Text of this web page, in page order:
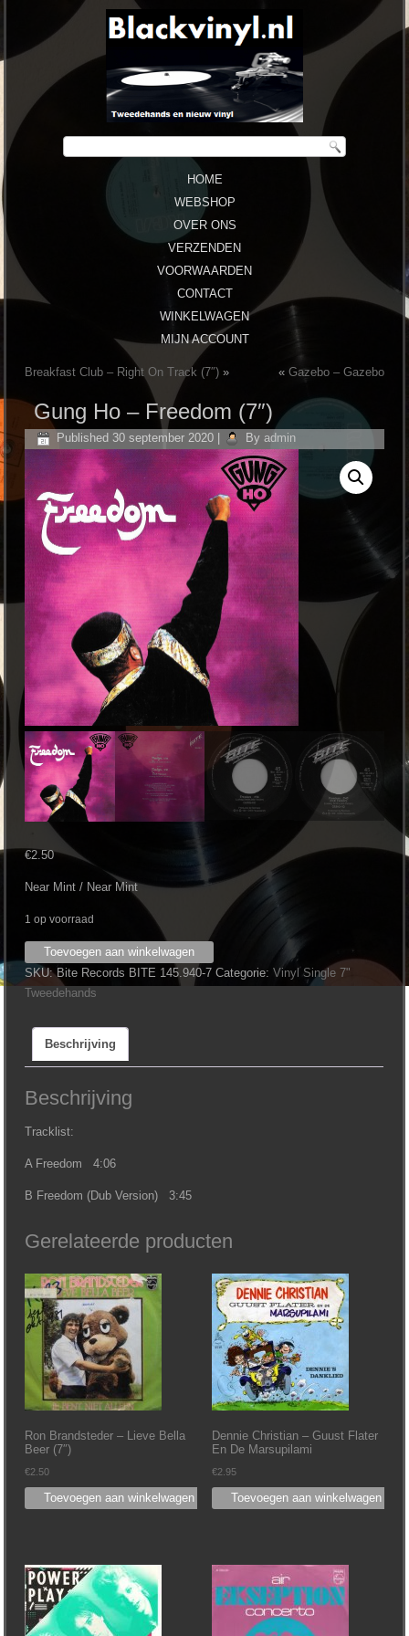
HOME
WEBSHOP
OVER ONS
VERZENDEN
VOORWAARDEN
CONTACT
WINKELWAGEN
MIJN ACCOUNT
Breakfast Club – Right On Track (7″) » « Gazebo ‎– Gazebo
Gung Ho – Freedom (7″)
Published 30 september 2020 By admin
€2.50
Near Mint / Near Mint
1 op voorraad
Gung
Ho
-
(7")
aantal
Toevoegen aan winkelwagen
SKU:Bite Records BITE 145.940-7 Categorie:Vinyl Single 7"
Tweedehands
Beschrijving
Beschrijving
Tracklist:
A Freedom 4:06
B Freedom (Dub Version) 3:45
Gerelateerde producten
Ron Brandsteder ‎– Lieve Bella
Beer (7″)
€2.50
Toevoegen aan winkelwagen
Dennie Christian ‎– Guust Flater
En De Marsupilami
€2.95
Toevoegen aan winkelwagen